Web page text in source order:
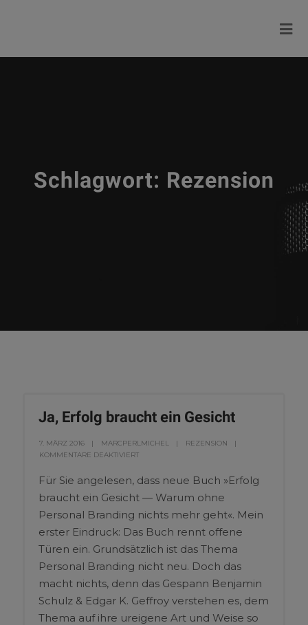
Schlagwort: Rezension
Ja, Erfolg braucht ein Gesicht
7. MÄRZ 2016 MARCPERLMICHEL
REZENSION
KOMMENTARE DEAKTIVIERT
Für Sie angelesen, dass neue Buch »Erfolg
braucht ein Gesicht — Warum ohne
Personal Branding nichts mehr geht«. Mein
erster Eindruck: Das Buch rennt offene
Türen ein. Grundsätzlich ist das Thema
Personal Branding nicht neu. Doch das
macht nichts, denn das Gespann Benjamin
Schulz & Edgar K. Geffroy verstehen es, dem
Thema auf ihre ureigene Art und Weise so